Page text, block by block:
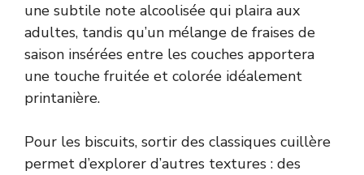
une subtile note alcoolisée qui plaira aux
adultes, tandis qu’un mélange de fraises de
saison insérées entre les couches apportera
une touche fruitée et colorée idéalement
printanière.
Pour les biscuits, sortir des classiques cuillère
permet d’explorer d’autres textures : des